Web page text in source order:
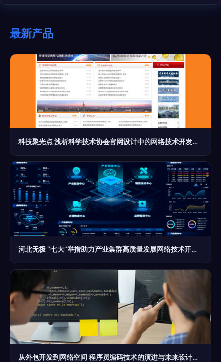
最新产品
科技聚光点 浅析科学技术协会官网设计中的网络技术开发与创新
河北无极 “七大”举措助力产业集群高质量发展网络技术开发及设计
从外包开发到网络空间 程序员编码技术的演进与未来设计趋势